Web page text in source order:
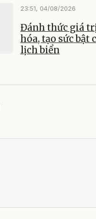
23:51, 04/08/2026
Đánh thức giá
hóa, tạo sức bật
lịch biển